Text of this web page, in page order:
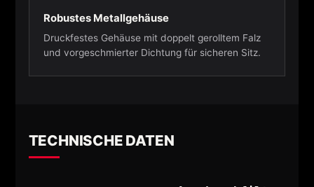
Robustes Metallgehäuse
Druckfestes Gehäuse mit doppelt gerolltem Falz
und vorgeschmierter Dichtung für sicheren Sitz.
TECHNISCHE DATEN